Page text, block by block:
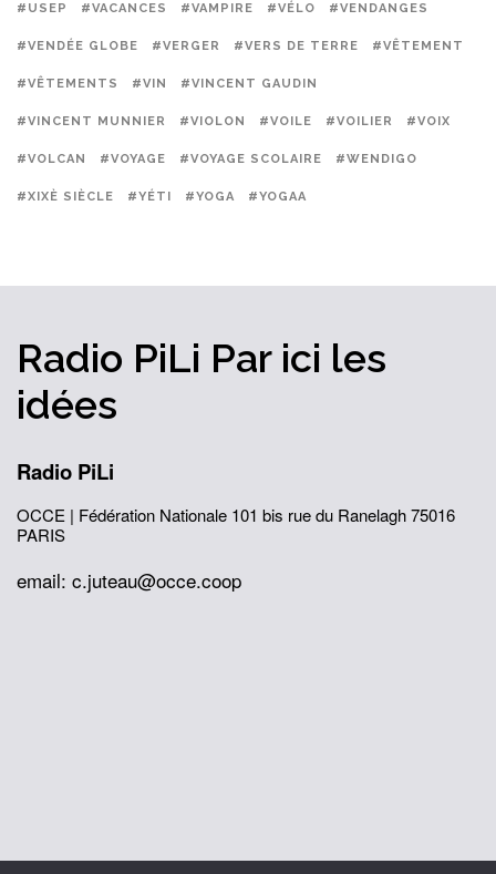
#USEP #VACANCES #VAMPIRE #VÉLO #VENDANGES
#VENDÉE GLOBE #VERGER #VERS DE TERRE #VÊTEMENT
#VÊTEMENTS #VIN #VINCENT GAUDIN
#VINCENT MUNNIER #VIOLON #VOILE #VOILIER #VOIX
#VOLCAN #VOYAGE #VOYAGE SCOLAIRE #WENDIGO
#XIXÈ SIÈCLE #YÉTI #YOGA #YOGAA
Radio PiLi Par ici les
idées
Radio PiLi
OCCE | Fédération Nationale 101 bis rue du Ranelagh75016
PARIS
email: c.juteau@occe.coop